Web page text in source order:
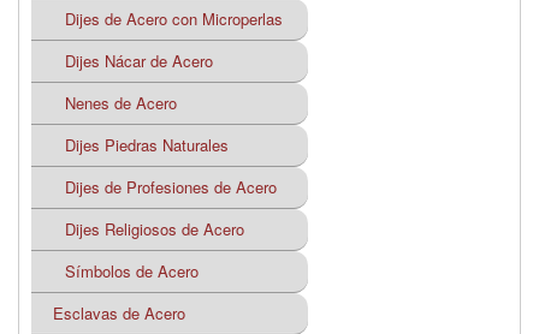
Dijes de Acero con Microperlas
Dijes Nácar de Acero
Nenes de Acero
Dijes Piedras Naturales
Dijes de Profesiones de Acero
Dijes Religiosos de Acero
Símbolos de Acero
Esclavas de Acero